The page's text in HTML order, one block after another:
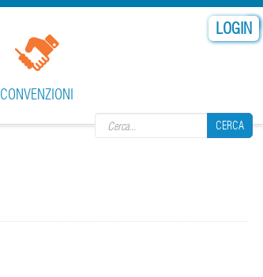
LOGIN
CERCA
CONVENZIONI